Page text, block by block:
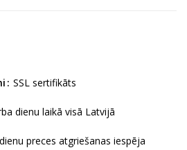
SSL sertifikāts
dienu laikā visā Latvijā
preces atgriešanas iespēja